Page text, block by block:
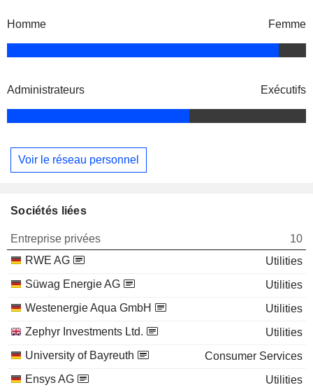
Homme Femme
Administrateurs Exécutifs
Voir le réseau personnel
Sociétés liées
Entreprise privées
10
RWE AG
Utilities
Süwag Energie AG
Utilities
Westenergie Aqua GmbH
Utilities
Zephyr Investments Ltd.
Utilities
University of Bayreuth
Consumer Services
Ensys AG
Utilities